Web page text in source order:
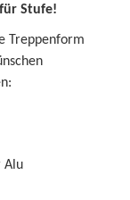
Stufe!
Treppenform
Alu